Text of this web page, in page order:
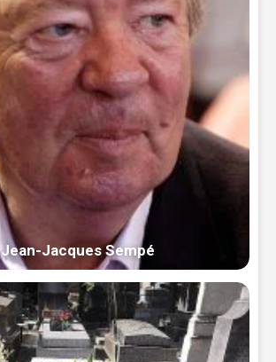
Jean-Jacques Sempé